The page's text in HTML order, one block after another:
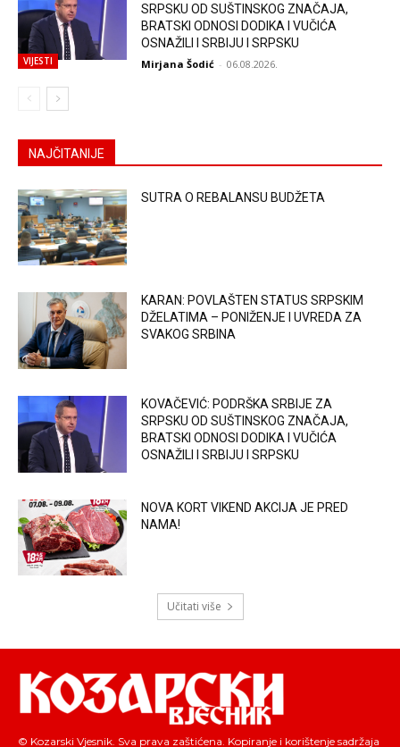
VIJESTI
SRPSKU OD SUŠTINSKOG ZNAČAJA,
BRATSKI ODNOSI DODIKA I VUČIĆA
OSNAŽILI I SRBIJU I SRPSKU
Mirjana Šodić - 06.08.2026.
NAJČITANIJE
SUTRA O REBALANSU BUDŽETA
KARAN: POVLAŠTEN STATUS SRPSKIM
DŽELATIMA – PONIŽENJE I UVREDA ZA
SVAKOG SRBINA
KOVAČEVIĆ: PODRŠKA SRBIJE ZA
SRPSKU OD SUŠTINSKOG ZNAČAJA,
BRATSKI ODNOSI DODIKA I VUČIĆA
OSNAŽILI I SRBIJU I SRPSKU
NOVA KORT VIKEND AKCIJA JE PRED
NAMA!
Učitati više
© Kozarski Vjesnik. Sva prava zaštićena. Kopiranje i korištenje sadržaja